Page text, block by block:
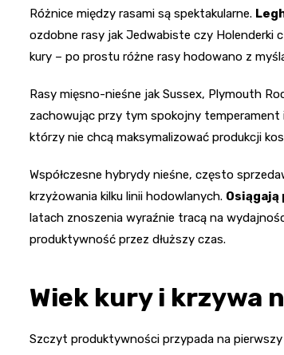
Różnice między rasami są spektakularne.
ozdobne rasy jak Jedwabiste czy Holenderki
kury – po prostu różne rasy hodowano z
Rasy mięsno-nieśne jak Sussex, Plymouth
zachowując przy tym spokojny
którzy nie chcą maksymalizować produkcji
Współczesne hybrydy nieśne, często
krzyżowania kilku linii hodowlanych.
latach znoszenia wyraźnie tracą na
produktywność przez dłuższy czas.
Wiek kury i krzywa
Szczyt produktywności przypada na